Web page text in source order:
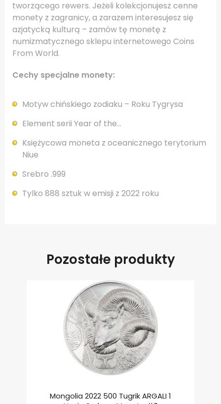
tworzącego rewers. Jeżeli kolekcjonujesz cenne
monety z zagranicy, a zarazem interesujesz się
azjatycką kulturą – zamów tę monetę z
numizmatycznego sklepu internetowego Coins
From World.
Cechy specjalne monety:
Motyw chińskiego zodiaku – Roku Tygrysa
Element serii Year of the…
Księżycowa moneta z oceanicznego terytorium
Niue
Srebro .999
Tylko 888 sztuk w emisji z 2022 roku
Pozostałe produkty
Mongolia 2022 500 Tugrik ARGALI 1